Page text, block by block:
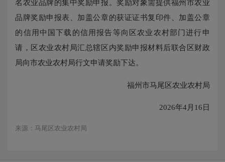
名农业品牌的集中奖励申报。奖励对象需提供福州市农业
品牌奖励申报表、加盖公章的获证证书复印件、加盖公章
的信用中国下载的信用报告等向区农业农村部门进行申
请，区农业农村局汇总辖区内奖励申报材料后联合区财政
局向市农业农村局行文申请奖励下达。
福州市马尾区农业农村局
2026年4月16日
来源：马尾区农业农村局